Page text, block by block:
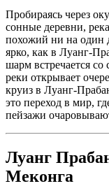
Пробираясь через
сонные деревни,
похожий ни на один
ярко, как в Луанг-
шарм встречается
реки открывает
круиз в Луанг-
это переход в мир,
пейзажи
Луанг
Меконга